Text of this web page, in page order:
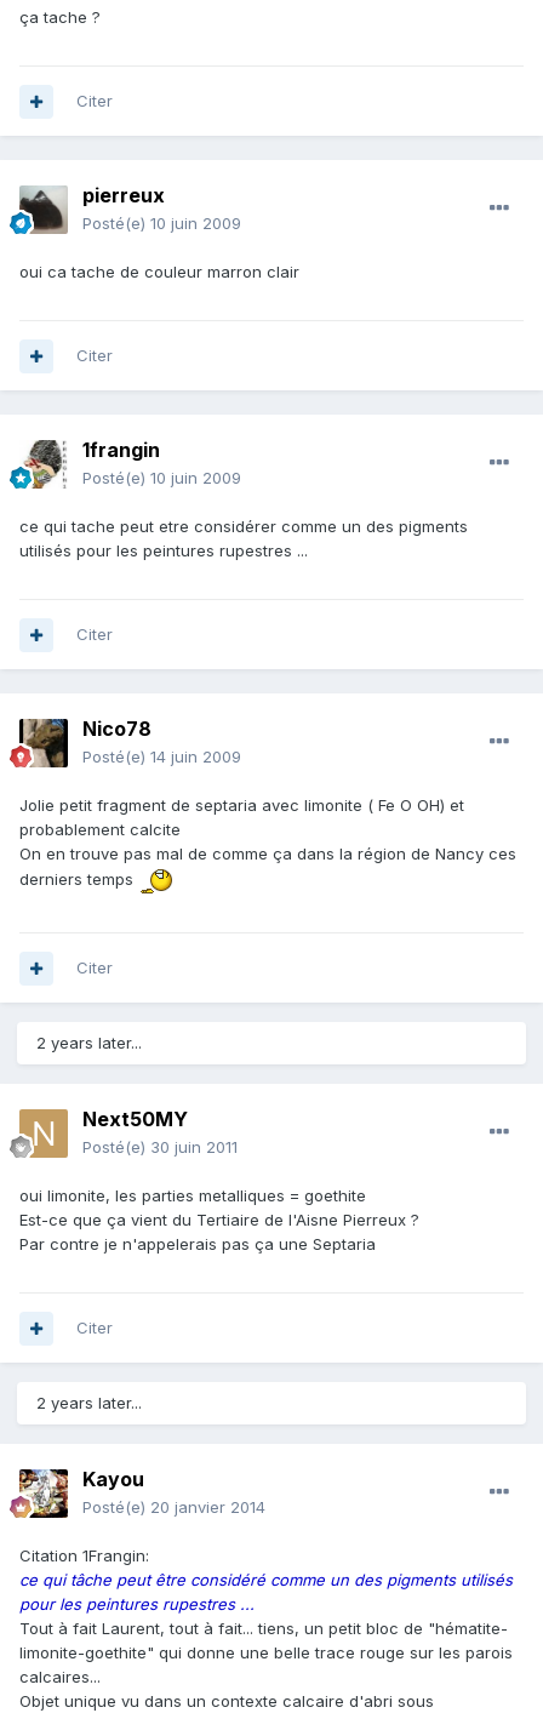
ça tache ?
Citer
pierreux
Posté(e) 10 juin 2009
oui ca tache de couleur marron clair
Citer
1frangin
Posté(e) 10 juin 2009
ce qui tache peut etre considérer comme un des pigments
utilisés pour les peintures rupestres ...
Citer
Nico78
Posté(e) 14 juin 2009
Jolie petit fragment de septaria avec limonite ( Fe O OH) et
probablement calcite
On en trouve pas mal de comme ça dans la région de Nancy ces
derniers temps
Citer
2 years later...
Next50MY
Posté(e) 30 juin 2011
oui limonite, les parties metalliques = goethite
Est-ce que ça vient du Tertiaire de l'Aisne Pierreux ?
Par contre je n'appelerais pas ça une Septaria
Citer
2 years later...
Kayou
Posté(e) 20 janvier 2014
Citation 1Frangin:
ce qui tâche peut être considéré comme un des pigments utilisés
pour les peintures rupestres ...
Tout à fait Laurent, tout à fait... tiens, un petit bloc de "hématite-
limonite-goethite" qui donne une belle trace rouge sur les parois
calcaires...
Objet unique vu dans un contexte calcaire d'abri sous